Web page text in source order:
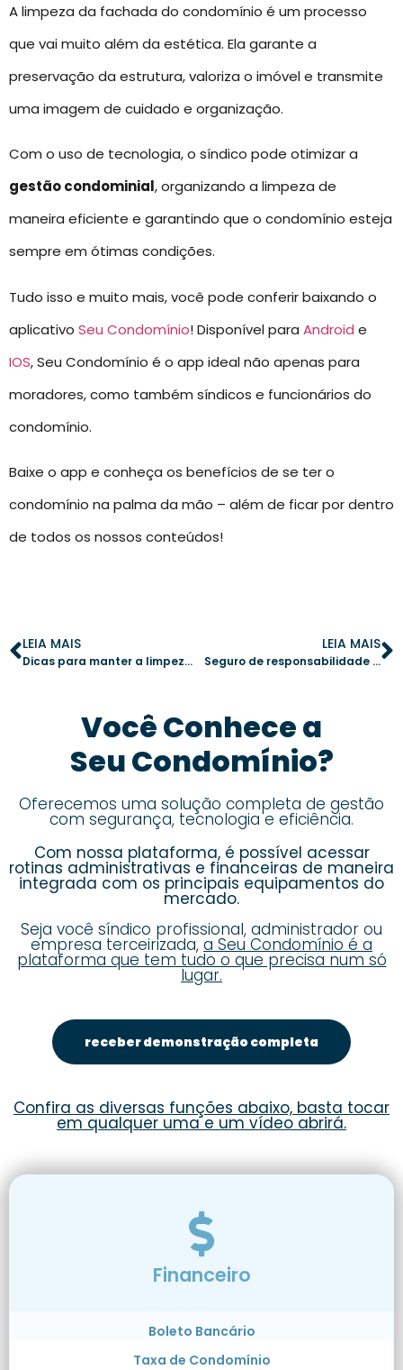
A limpeza da fachada do condomínio é um processo
que vai muito além da estética. Ela garante a
preservação da estrutura, valoriza o imóvel e transmite
uma imagem de cuidado e organização.
Com o uso de tecnologia, o síndico pode otimizar a
gestão condominial, organizando a limpeza de
maneira eficiente e garantindo que o condomínio esteja
sempre em ótimas condições.
Tudo isso e muito mais, você pode conferir baixando o
aplicativo Seu Condomínio! Disponível para Android e
IOS, Seu Condomínio é o app ideal não apenas para
moradores, como também síndicos e funcionários do
condomínio.
Baixe o app e conheça os benefícios de se ter o
condomínio na palma da mão – além de ficar por dentro
de todos os nossos conteúdos!
LEIA MAIS
Dicas para manter a limpeza dos reservatórios de água em dia no condomínio
LEIA MAIS
Seguro de responsabilidade civil: por que é indispensável na gestão de condomínios
Você Conhece a
Seu Condomínio?
Oferecemos uma solução completa de gestão
com segurança, tecnologia e eficiência.
Com nossa plataforma, é possível acessar
rotinas administrativas e financeiras de maneira
integrada com os principais equipamentos do
mercado.
Seja você síndico profissional, administrador ou
empresa terceirizada, a Seu Condomínio é a
plataforma que tem tudo o que precisa num só
lugar.
receber demonstração completa
Confira as diversas funções abaixo, basta tocar
em qualquer uma e um vídeo abrirá.
Financeiro
Boleto Bancário
Taxa de Condomínio